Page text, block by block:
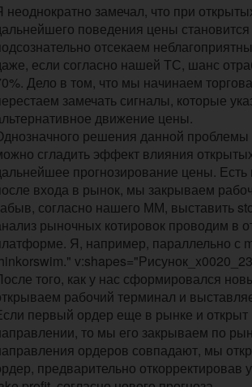
неоднократно замечал, что при
поведения цены
отсекаем
если согласно нашей ТС, шанс
Дело в том, что мы начинаем
замечать сигналы, которые
движение цены.
решения данной проблемы
сгладить эффект влияния
прогнозирование цены. Есть
входа в рынок, мы закрываем
согласно нашего ММ, выставить
рыночных котировок проводим в
Я, например, параллельно с
того, как у нас сформировался
рабочий терминал и
первый ордер еще в рынке и открыт
то мы его закрываем по
ордеров совпадают, мы
предварительно откорректировав